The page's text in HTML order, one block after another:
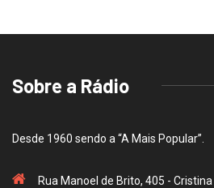
Sobre a Rádio
Desde 1960 sendo a “A Mais Popular”.
Rua Manoel de Brito, 405 -